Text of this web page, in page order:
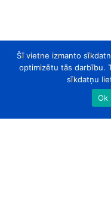
Šī vietne izmanto
optimizētu tās darbību.
sīkdatņu
Ok